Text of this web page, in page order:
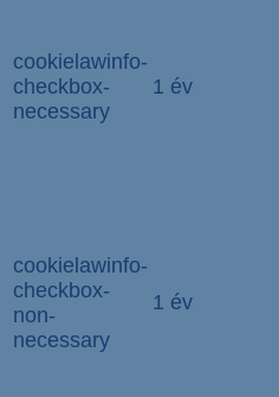
cookielawinfo-
checkbox-
necessary
1 év
cookielawinfo-
checkbox-
non-
necessary
1 év